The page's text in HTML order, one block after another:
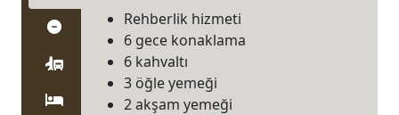
Tura Dahil Olmayan Hizmetler
Ulaşım
Konaklama
Rehberlik hizmeti
6 gece konaklama
6 kahvaltı
3 öğle yemeği
2 akşam yemeği